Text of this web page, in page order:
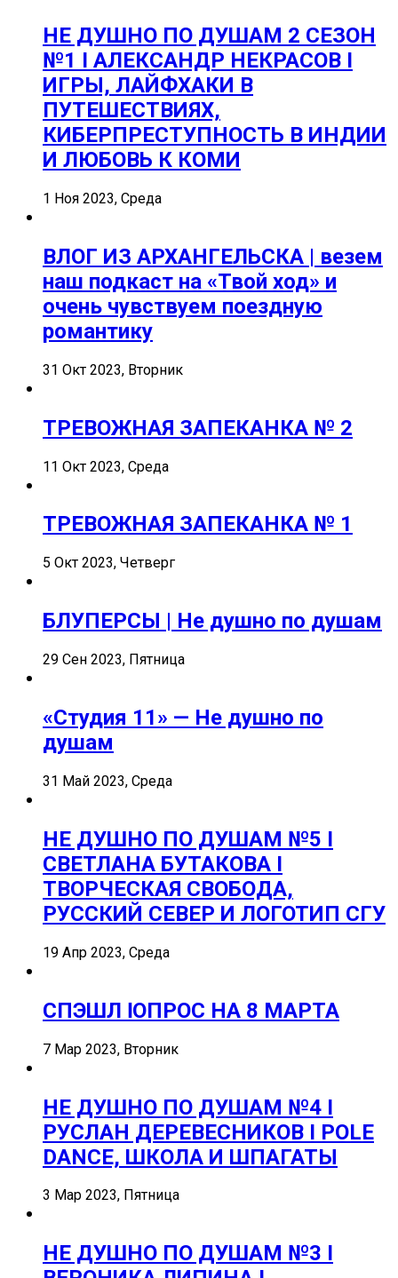
НЕ ДУШНО ПО ДУШАМ 2 СЕЗОН
№1 I АЛЕКСАНДР НЕКРАСОВ I
ИГРЫ, ЛАЙФХАКИ В
ПУТЕШЕСТВИЯХ,
КИБЕРПРЕСТУПНОСТЬ В ИНДИИ
И ЛЮБОВЬ К КОМИ
1 Ноя 2023, Среда
ВЛОГ ИЗ АРХАНГЕЛЬСКА | везем
наш подкаст на «Твой ход» и
очень чувствуем поездную
романтику
31 Окт 2023, Вторник
ТРЕВОЖНАЯ ЗАПЕКАНКА № 2
11 Окт 2023, Среда
ТРЕВОЖНАЯ ЗАПЕКАНКА № 1
5 Окт 2023, Четверг
БЛУПЕРСЫ | Не душно по душам
29 Сен 2023, Пятница
«Студия 11» — Не душно по
душам
31 Май 2023, Среда
НЕ ДУШНО ПО ДУШАМ №5 I
СВЕТЛАНА БУТАКОВА I
ТВОРЧЕСКАЯ СВОБОДА,
РУССКИЙ СЕВЕР И ЛОГОТИП СГУ
19 Апр 2023, Среда
СПЭШЛ ӏ ОПРОС НА 8 МАРТА
7 Мар 2023, Вторник
НЕ ДУШНО ПО ДУШАМ №4 I
РУСЛАН ДЕРЕВЕСНИКОВ I POLE
DANCE, ШКОЛА И ШПАГАТЫ
3 Мар 2023, Пятница
НЕ ДУШНО ПО ДУШАМ №3 I